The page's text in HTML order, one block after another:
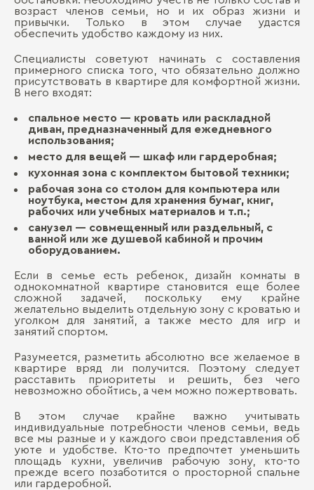
возраст членов семьи, но и их образ жизни и
привычки. Только в этом случае удастся
обеспечить удобство каждому из них.
Специалисты советуют начинать с составления
примерного списка того, что обязательно должно
присутствовать в квартире для комфортной жизни.
В него входят:
спальное место ― кровать или раскладной
диван, предназначенный для ежедневного
использования;
место для вещей ― шкаф или гардеробная;
кухонная зона с комплектом бытовой техники;
рабочая зона со столом для компьютера или
ноутбука, местом для хранения бумаг, книг,
рабочих или учебных материалов и т.п.;
санузел ― совмещенный или раздельный, с
ванной или же душевой кабиной и прочим
оборудованием.
Если в семье есть ребенок, дизайн комнаты в
однокомнатной квартире становится еще более
сложной задачей, поскольку ему крайне
желательно выделить отдельную зону с кроватью и
уголком для занятий, а также место для игр и
занятий спортом.
Разумеется, разметить абсолютно все желаемое в
квартире вряд ли получится. Поэтому следует
расставить приоритеты и решить, без чего
невозможно обойтись, а чем можно пожертвовать.
В этом случае крайне важно учитывать
индивидуальные потребности членов семьи, ведь
все мы разные и у каждого свои представления об
уюте и удобстве. Кто-то предпочтет уменьшить
площадь кухни, увеличив рабочую зону, кто-то
прежде всего позаботится о просторной спальне
или гардеробной.